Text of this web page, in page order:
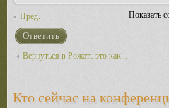
Пред. Показать
Ответить
Вернуться в Рожать это как...
Кто сейчас на